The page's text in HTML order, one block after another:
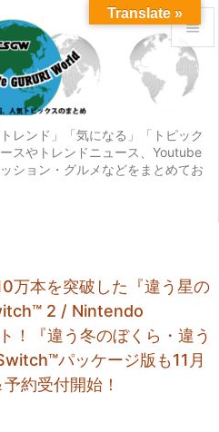
レンド」「気になる」「トピック
スやトレンドニュース、Youtube
ション・グルメなどをまとめてお


メニュ
サイド

前へ
万本を突破した『違う星の
2 / Nintendo
！『違う冬のぼくら・違う
パッケージ版も11月
約受付開始！
Translate »